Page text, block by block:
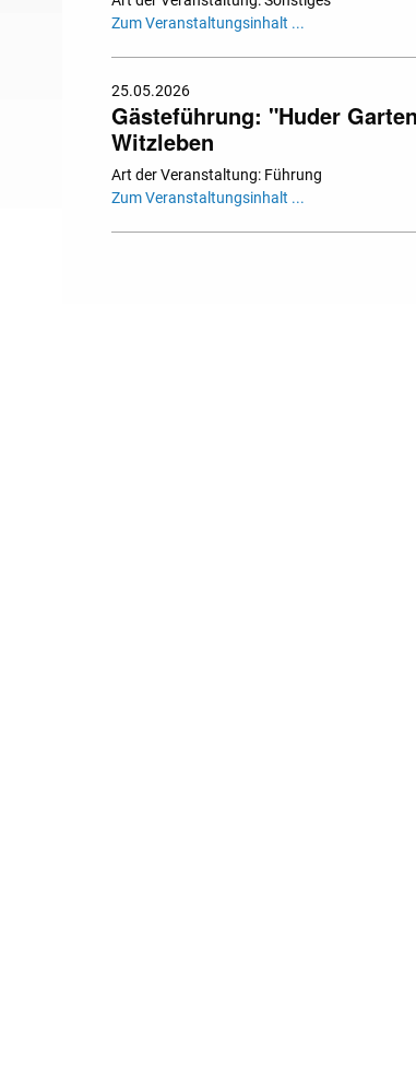
Zum Veranstaltungsinhalt ...
25.05.2026
Gästeführung: "Huder
Witzleben
Art der Veranstaltung: Führung
Zum Veranstaltungsinhalt ...